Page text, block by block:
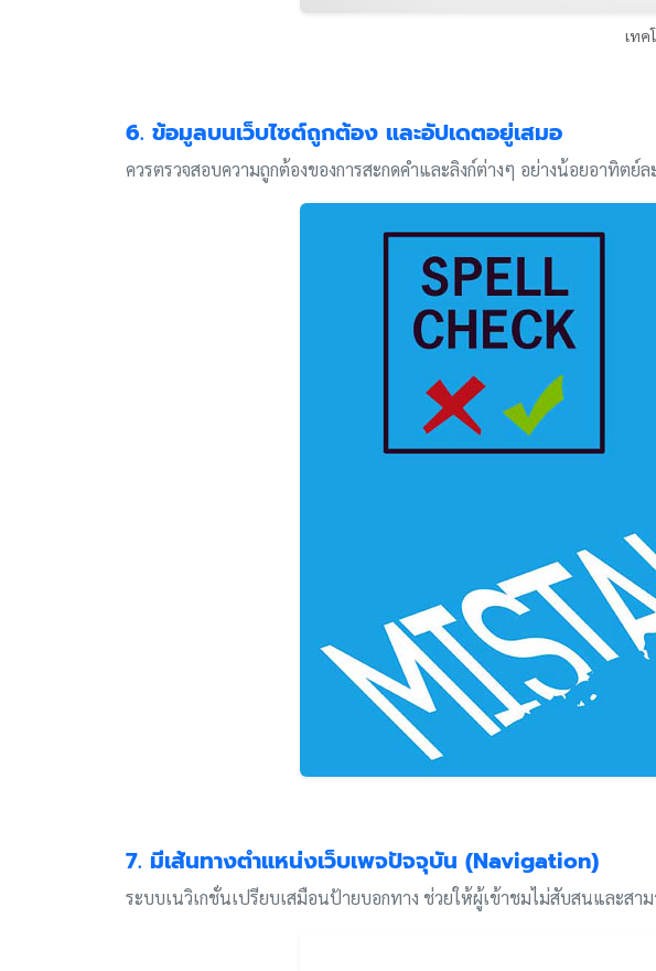
เทค
6. ข้อมูลบนเว็บไซต์ถูกต้อง และอัปเดตอยู่เสมอ
ควรตรวจสอบความถูกต้องของการสะกดคำและลิงก์ต่างๆ อย่างน้อยอาทิต
7. มีเส้นทางตำแหน่งเว็บเพจปัจจุบัน (Navigation)
ระบบเนวิเกชั่นเปรียบเสมือนป้ายบอกทาง ช่วยให้ผู้เข้าชมไม่สับสนและส